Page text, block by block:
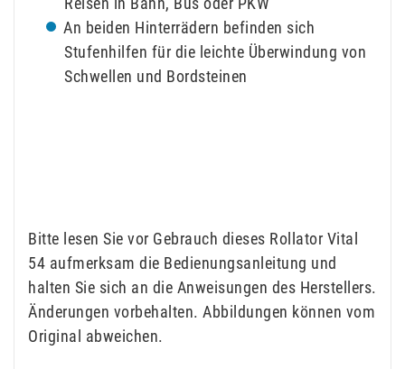
An beiden Hinterrädern befinden sich
Stufenhilfen für die leichte Überwindung von
Schwellen und Bordsteinen
Bitte lesen Sie vor Gebrauch dieses Rollator Vital
54 aufmerksam die Bedienungsanleitung und
halten Sie sich an die Anweisungen des Herstellers.
Änderungen vorbehalten. Abbildungen können vom
Original abweichen.